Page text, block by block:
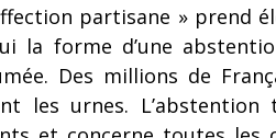
partisane » prend
la forme d’une
Des millions de
les urnes. L’abstention